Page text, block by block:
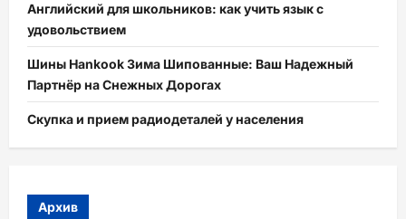
Английский для школьников: как учить язык с
удовольствием
Шины Hankook Зима Шипованные: Ваш Надежный
Партнёр на Снежных Дорогах
Скупка и прием радиодеталей у населения
Архив